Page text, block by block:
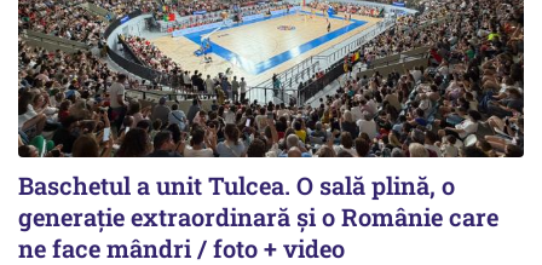
Baschetul a unit Tulcea. O sală plină, o
generație extraordinară și o Românie care
ne face mândri / foto + video